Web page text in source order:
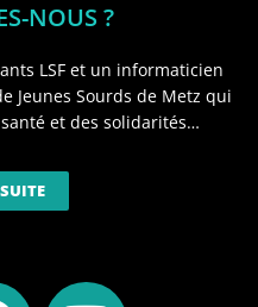
NOUS ?
LSF et un informaticien
Jeunes Sourds de Metz qui
et des solidarités…